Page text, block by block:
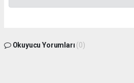
Okuyucu Yorumları (0)